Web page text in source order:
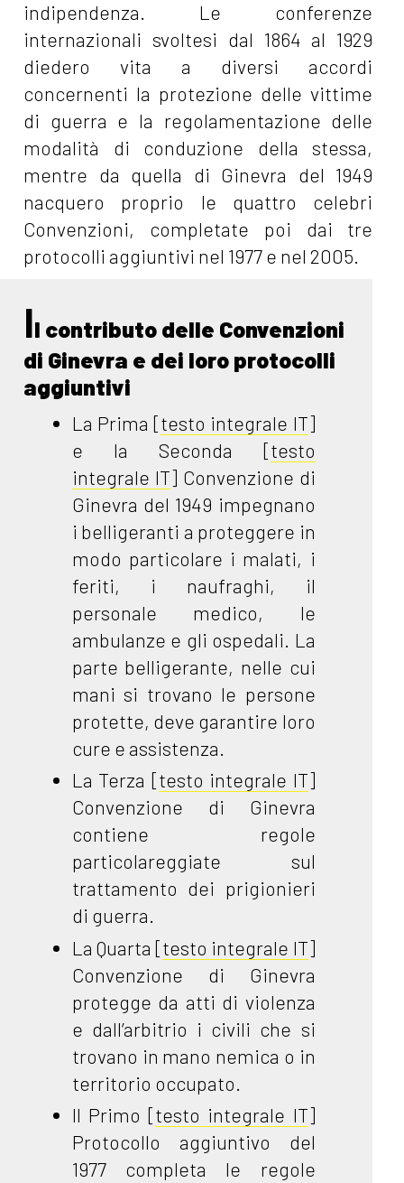
indipendenza. Le conferenze
internazionali svoltesi dal 1864 al 1929
diedero vita a diversi accordi
concernenti la protezione delle vittime
di guerra e la regolamentazione delle
modalità di conduzione della stessa,
mentre da quella di Ginevra del 1949
nacquero proprio le quattro celebri
Convenzioni, completate poi dai tre
protocolli aggiuntivi nel 1977 e nel 2005.
Il contributo delle Convenzioni
di Ginevra e dei loro protocolli
aggiuntivi
La Prima [testo integrale IT]
e la Seconda [testo
integrale IT] Convenzione di
Ginevra del 1949 impegnano
i belligeranti a proteggere in
modo particolare i malati, i
feriti, i naufraghi, il
personale medico, le
ambulanze e gli ospedali. La
parte belligerante, nelle cui
mani si trovano le persone
protette, deve garantire loro
cure e assistenza.
La Terza [testo integrale IT]
Convenzione di Ginevra
contiene regole
particolareggiate sul
trattamento dei prigionieri
di guerra.
La Quarta [testo integrale IT]
Convenzione di Ginevra
protegge da atti di violenza
e dall’arbitrio i civili che si
trovano in mano nemica o in
territorio occupato.
Il Primo [testo integrale IT]
Protocollo aggiuntivo del
1977 completa le regole